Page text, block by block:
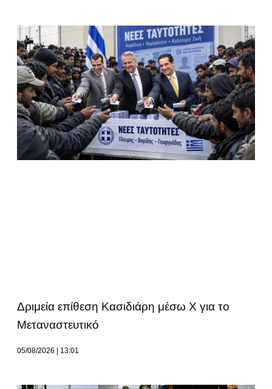
Δριμεία επίθεση Κασιδιάρη μέσω Χ για το
Μεταναστευτικό
05/08/2026 13:01